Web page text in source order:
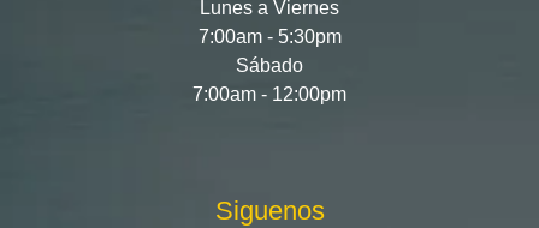
Lunes a Viernes
7:00am - 5:30pm
Sábado
7:00am - 12:00pm
Siguenos